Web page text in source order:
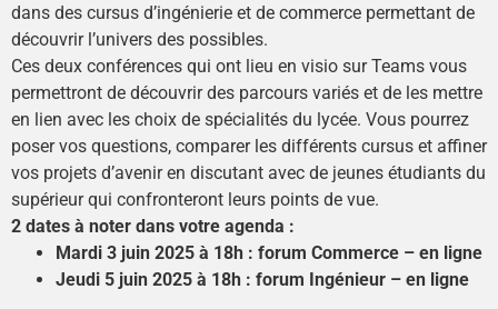
dans des cursus d’ingénierie et de commerce permettant de
découvrir l’univers des possibles.
Ces deux conférences qui ont lieu en visio sur Teams vous
permettront de découvrir des parcours variés et de les mettre
en lien avec les choix de spécialités du lycée. Vous pourrez
poser vos questions, comparer les différents cursus et affiner
vos projets d’avenir en discutant avec de jeunes étudiants du
supérieur qui confronteront leurs points de vue.
2 dates à noter dans votre agenda :
Mardi 3 juin 2025 à 18h : forum Commerce – en ligne
Jeudi 5 juin 2025 à 18h : forum Ingénieur – en ligne